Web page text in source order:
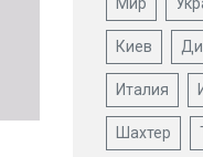
Киев
Италия
Шахтер